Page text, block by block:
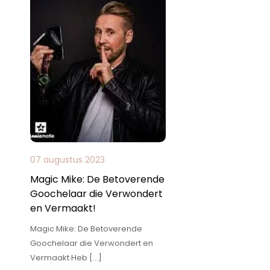
07 augustus 2023
Magic Mike: De Betoverende
Goochelaar die Verwondert
en Vermaakt!
Magic Mike: De Betoverende
Goochelaar die Verwondert en
Vermaakt Heb […]